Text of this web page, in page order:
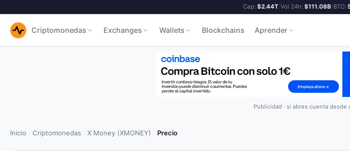
Cap: $2.44T| Vol 24h: $111.08B| BTC:
Criptomonedas Exchanges Wallets Blockchains Aprender
Publicidad · si abres cuenta
Inicio Criptomonedas X Money (XMONEY) Precio